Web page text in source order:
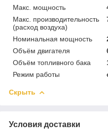
Макс. мощность
Макс. производительность
(расход воздуха)
Номинальная мощность
Объём двигателя
Объём топливного бака
Режим работы
Скрыть
Условия доставки